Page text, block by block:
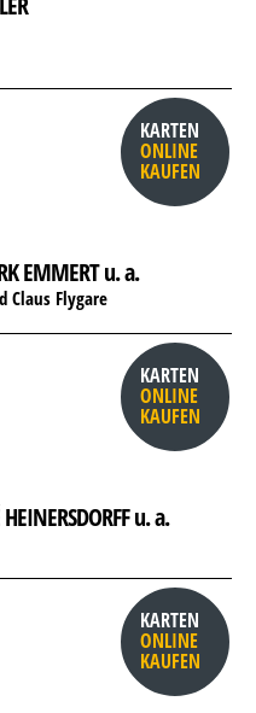
EMMERT u. a.
Claus Flygare
KARTEN
ONLINE
KAUFEN
u. a.
KARTEN
ONLINE
KAUFEN
KARTEN
ONLINE
KAUFEN